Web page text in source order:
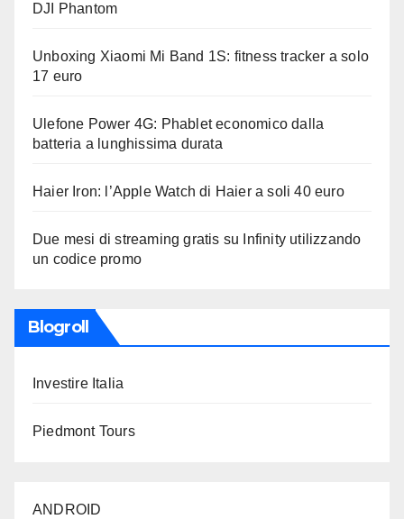
DJI Phantom
Unboxing Xiaomi Mi Band 1S: fitness tracker a solo
17 euro
Ulefone Power 4G: Phablet economico dalla
batteria a lunghissima durata
Haier Iron: l’Apple Watch di Haier a soli 40 euro
Due mesi di streaming gratis su Infinity utilizzando
un codice promo
Blogroll
Investire Italia
Piedmont Tours
ANDROID